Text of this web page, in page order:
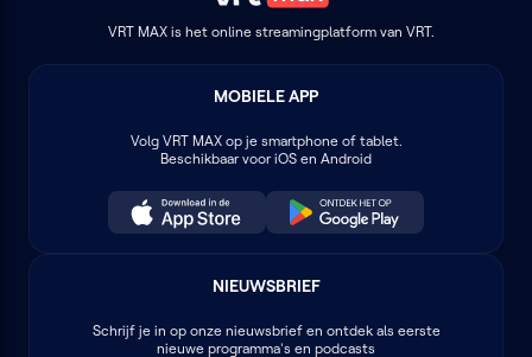
VRT MAX is het online streamingplatform van VRT.
MOBIELE APP
Volg VRT MAXop je smartphone of tablet.
Beschikbaar voor iOS en Android
NIEUWSBRIEF
Schrijf je in op onze nieuwsbrief en ontdek als eerste
nieuwe programma's en podcasts